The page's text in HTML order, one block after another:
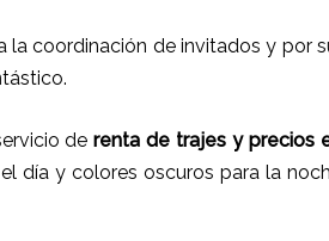
la coordinación de invitados y por
derenta de trajes y precios
día y colores oscuros para la